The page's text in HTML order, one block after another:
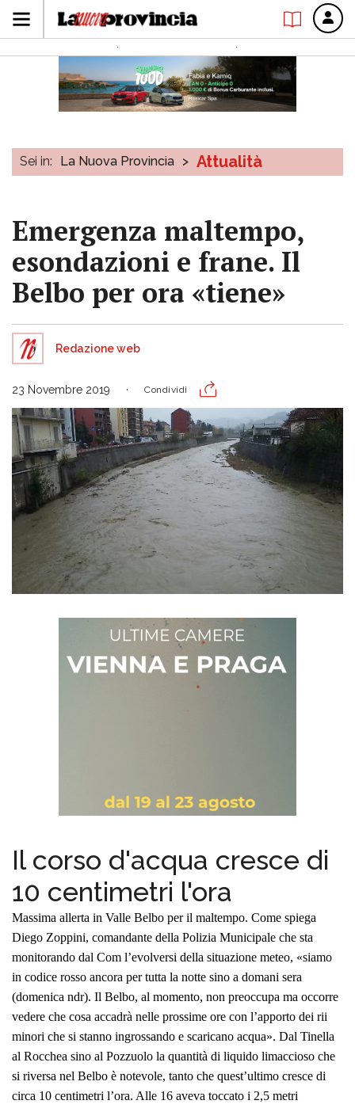
Sei in: La Nuova Provincia > Attualità
Emergenza maltempo,
esondazioni e frane. Il
Belbo per ora «tiene»
Redazione web
23 Novembre 2019 Condividi
Il corso d'acqua cresce di
10 centimetri l'ora
Massima allerta in Valle Belbo per il maltempo. Come spiega
Diego Zoppini, comandante della Polizia Municipale che sta
monitorando dal Com l’evolversi della situazione meteo, «siamo
in codice rosso ancora per tutta la notte sino a domani sera
(domenica ndr). Il Belbo, al momento, non preoccupa ma occorre
vedere che cosa accadrà nelle prossime ore con l’apporto dei rii
minori che si stanno ingrossando e scaricano acqua». Dal Tinella
al Rocchea sino al Pozzuolo la quantità di liquido limaccioso che
si riversa nel Belbo è notevole, tanto che quest’ultimo cresce di
circa 10 centimetri l’ora. Alle 16 aveva toccato i 2,5 metri